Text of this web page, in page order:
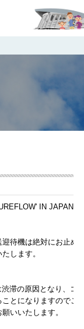
IN JAPAN
待機は絶対にお止め
します。
滞の原因となり、コ
とになりますのでご
いいたします。